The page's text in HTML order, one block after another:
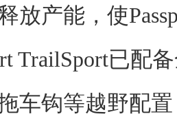
放产能，使
TrailSport已配
车钩等越野配